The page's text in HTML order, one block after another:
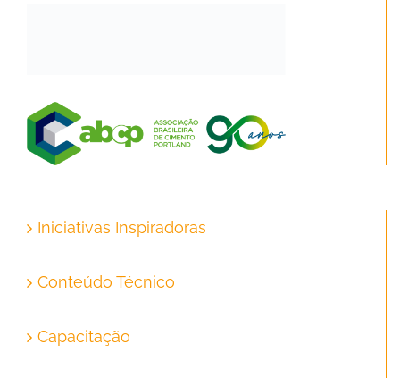
Iniciativas Inspiradoras
Conteúdo Técnico
Capacitação